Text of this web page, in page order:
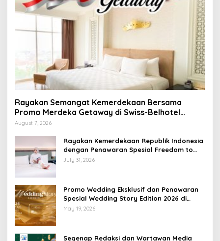
Rayakan Semangat Kemerdekaan Bersama
Promo Merdeka Getaway di Swiss-Belhotel
Lampung
August 7, 2026
Rayakan Kemerdekaan Republik Indonesia
dengan Penawaran Spesial Freedom to
Relax di Holiday Inn Lampung Bukit Randu
July 31, 2026
Promo Wedding Eksklusif dan Penawaran
Spesial Wedding Story Edition 2026 di
Swiss-Belhotel Lampung
May 19, 2026
Segenap Redaksi dan Wartawan Media